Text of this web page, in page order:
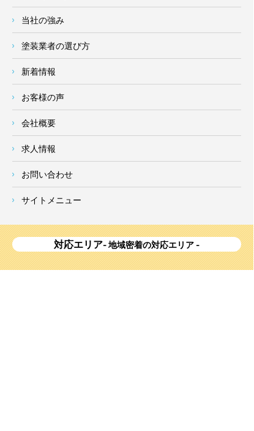
当社の強み
塗装業者の選び方
新着情報
お客様の声
会社概要
求人情報
お問い合わせ
サイトメニュー
対応エリア- 地域密着の対応エリア -